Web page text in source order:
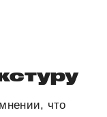
что